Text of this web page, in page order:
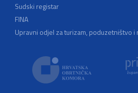
Sudski registar
FINA
Upravni odjel za turizam, poduzetništvo i